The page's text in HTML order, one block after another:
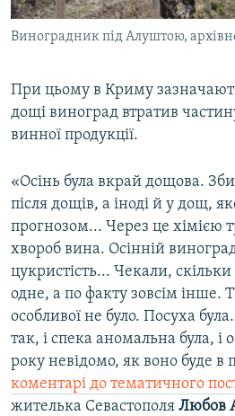
Виноградник під Алуштою,
При цьому в Криму
дощі виноград втратив
винної продукції.
«Осінь була вкрай дощова.
після дощів, а іноді й у дощ,
прогнозом... Через це хімією
хвороб вина. Осінній
цукристість... Чекали,
одне, а по факту зовсім інше.
особливої не було. Посуха
так, і спека аномальна була, і
року невідомо, як воно буде в
коментарі до тематичного
жителька Севастополя Любов